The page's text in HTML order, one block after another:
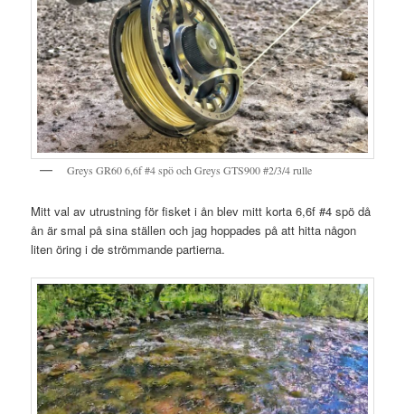
Greys GR60 6,6f #4 spö och Greys GTS900 #2/3/4 rulle
Mitt val av utrustning för fisket i ån blev mitt korta 6,6f #4 spö då
ån är smal på sina ställen och jag hoppades på att hitta någon
liten öring i de strömmande partierna.